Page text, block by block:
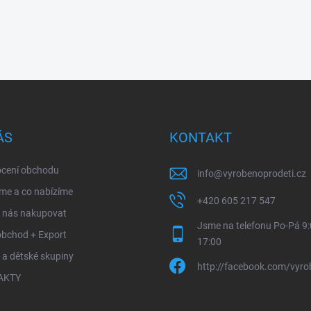
obchodu
a co nabízíme
nás nakupovat
+ Export
a dětské skupiny
KONTAKT
info@vyrobenoprodeti.cz
+420 605 217 547
Jsme na telefonu Po-Pá
17:00
http://facebook.com/